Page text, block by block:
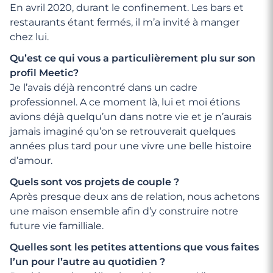
En avril 2020, durant le confinement. Les bars et
restaurants étant fermés, il m’a invité à manger
chez lui.
Qu’est ce qui vous a particulièrement plu sur son
profil Meetic?
Je l’avais déjà rencontré dans un cadre
professionnel. A ce moment là, lui et moi étions
avions déjà quelqu’un dans notre vie et je n’aurais
jamais imaginé qu’on se retrouverait quelques
années plus tard pour une vivre une belle histoire
d’amour.
Quels sont vos projets de couple ?
Après presque deux ans de relation, nous achetons
une maison ensemble afin d’y construire notre
future vie familliale.
Quelles sont les petites attentions que vous faites
l’un pour l’autre au quotidien ?